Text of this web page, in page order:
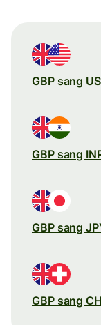
GBP sang
GBP sang
GBP sang
GBP sang